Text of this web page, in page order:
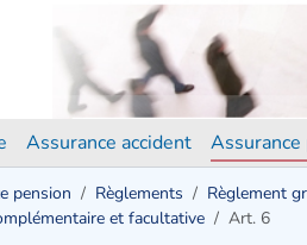
Assurance accident Assurance
pension Règlements
Règlement
et facultative
Art. 6